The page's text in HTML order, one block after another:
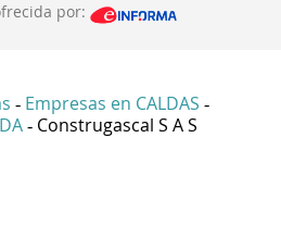
por:
- Empresas en CALDAS -
- Construgascal S A S